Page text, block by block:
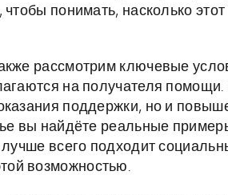
понимать, насколько
рассмотрим ключевые
на получателя помощи.
поддержки, но и
вы найдёте реальные
всего подходит
возможностью.